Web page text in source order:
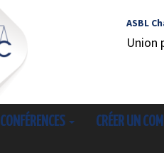
ASBL
Union
CONFÉRENCES CRÉER UN